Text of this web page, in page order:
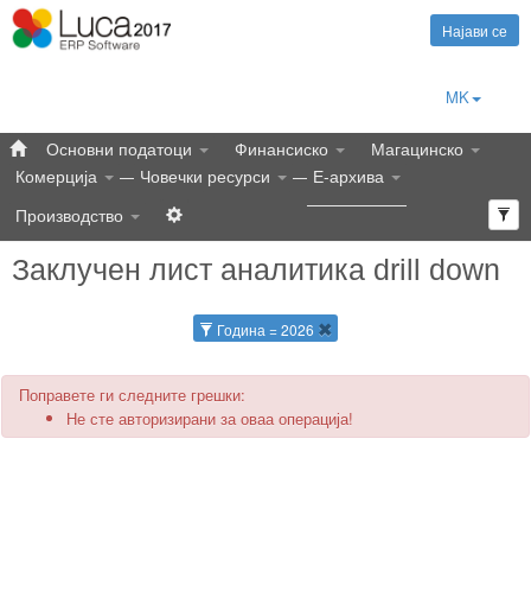
Најави се
MK
Основни податоци Финансиско
Магацинско
Комерција
Човечки ресурси
Е-архива
Производство
Заклучен лист аналитика drill down
Година = 2026
Поправете ги следните грешки:
Не сте авторизирани за оваа операција!